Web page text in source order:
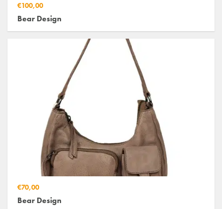
€100,00
Bear Design
€70,00
Bear Design